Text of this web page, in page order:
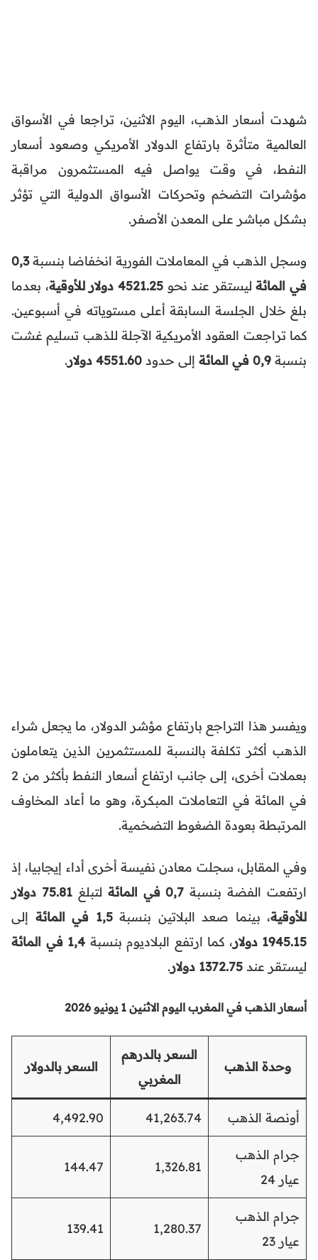
شهدت أسعار الذهب، اليوم الاثنين، تراجعا في الأسواق
العالمية متأثرة بارتفاع الدولار الأمريكي وصعود أسعار
النفط، في وقت يواصل فيه المستثمرون مراقبة
مؤشرات التضخم وتحركات الأسواق الدولية التي تؤثر
بشكل مباشر على المعدن الأصفر.
وسجل الذهب في المعاملات الفورية انخفاضا بنسبة0,3
في المائةليستقر عند نحو4521.25 دولار للأوقية
، بعدما
بلغ خلال الجلسة السابقة أعلى مستوياته في أسبوعين.
كما تراجعت العقود الأمريكية الآجلة للذهب تسليم غشت
بنسبة 0,9 في المائة إلى حدود 4551.60 دولار .
ويفسر هذا التراجع بارتفاع مؤشر الدولار، ما يجعل شراء
الذهب أكثر تكلفة بالنسبة للمستثمرين الذين يتعاملون
بعملات أخرى، إلى جانب ارتفاع أسعار النفط بأكثر من 2
في المائة في التعاملات المبكرة، وهو ما أعاد المخاوف
المرتبطة بعودة الضغوط التضخمية.
وفي المقابل، سجلت معادن نفيسة أخرى أداء إيجابيا، إذ
ارتفعت الفضة بنسبة 0,7 في المائة لتبلغ
75.81 دولار
للأوقية، بينما صعد البلاتين بنسبة1,5 في المائة
إلى
1945.15 دولار
، كما ارتفع البلاديوم بنسبة 1,4 في المائة
ليستقر عند 1372.75 دولار .
أسعار الذهب في المغرب اليوم الاثنين 1 يونيو 2026
وحدة الذهب
السعر بالدرهم
المغربي
السعر بالدولار
أونصة الذهب 41,263.74
4,492.90
جرام الذهب
عيار 24
1,326.81
144.47
جرام الذهب
عيار 23
1,280.37
139.41